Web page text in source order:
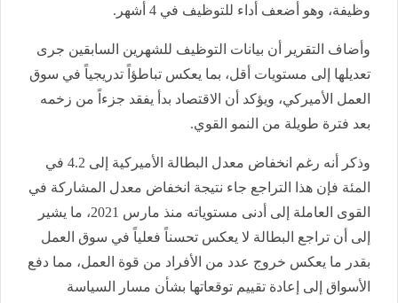
وظيفة، وهو أضعف أداء للتوظيف في 4 أشهر.
وأضاف التقرير أن بيانات التوظيف للشهرين السابقين جرى
تعديلها إلى مستويات أقل، بما يعكس تباطؤاً تدريجياً في سوق
العمل الأميركي، ويؤكد أن الاقتصاد بدأ يفقد جزءاً من زخمه
بعد فترة طويلة من النمو القوي.
وذكر أنه رغم انخفاض معدل البطالة الأميركية إلى 4.2 في
المئة فإن هذا التراجع جاء نتيجة انخفاض معدل المشاركة في
القوى العاملة إلى أدنى مستوياته منذ مارس 2021، ما يشير
إلى أن تراجع البطالة لا يعكس تحسناً فعلياً في سوق العمل
بقدر ما يعكس خروج عدد من الأفراد من قوة العمل، مما دفع
الأسواق إلى إعادة تقييم توقعاتها بشأن مسار السياسة